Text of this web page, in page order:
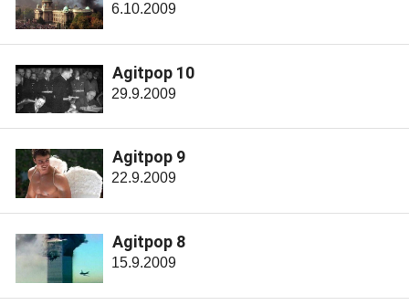
6.10.2009
Agitpop 10
29.9.2009
Agitpop 9
22.9.2009
Agitpop 8
15.9.2009